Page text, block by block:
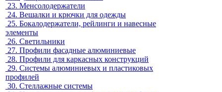
23. Менсолодержатели
24. Вешалки и крючки для одежды
25. Бокалодержатели, рейлинги и навесные
элементы
26. Светильники
27. Профили фасадные алюминиевые
28. Профили для каркасных конструкций
29. Системы алюминиевых и пластиковых
профилей
30. Стеллажные системы